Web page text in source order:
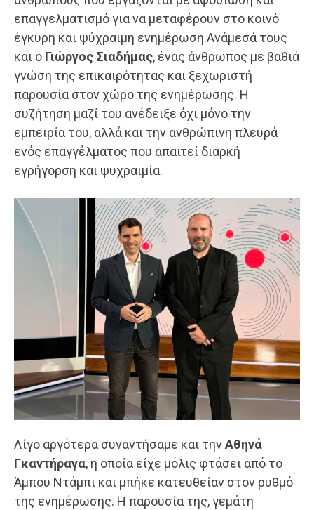
επαγγελματισμό για να μεταφέρουν στο κοινό
έγκυρη και ψύχραιμη ενημέρωση.Ανάμεσά τους
και ο Γιώργος Σιαδήμας, ένας άνθρωπος με βαθιά
γνώση της επικαιρότητας και ξεχωριστή
παρουσία στον χώρο της ενημέρωσης. Η
συζήτηση μαζί του ανέδειξε όχι μόνο την
εμπειρία του, αλλά και την ανθρώπινη πλευρά
ενός επαγγέλματος που απαιτεί διαρκή
εγρήγορση και ψυχραιμία.
Λίγο αργότερα συναντήσαμε και τηνΑθηνά
Γκαντήραγα, η οποία είχε μόλις φτάσει από το
Άμπου Ντάμπι και μπήκε κατευθείαν στον ρυθμό
της ενημέρωσης. Η παρουσία της, γεμάτη